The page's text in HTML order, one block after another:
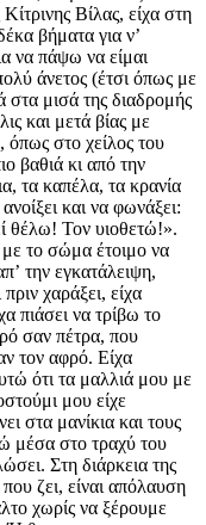
Βίλας, είχα στη
βήματα για νʼ
να πάψω να είμαι
άνετος (έτσι όπως με
μισά της διαδρομής
και μετά βίας με
στο χείλος του
βαθιά κι από την
τα καπέλα, τα κρανία
και να φωνάξει:
θέλω! Τον υιοθετώ!».
το σώμα έτοιμο να
την εγκατάλειψη,
χαράξει, είχα
πιάσει να τρίβω το
σαν πέτρα, που
τον αφρό. Είχα
ότι τα μαλλιά μου με
μου είχε
στα μανίκια και τους
μέσα στο τραχύ του
Στη διάρκεια της
ζει, είναι απόλαυση
χωρίς να ξέρουμε